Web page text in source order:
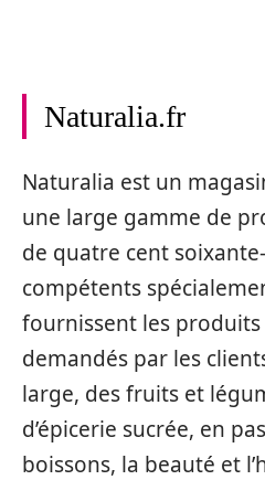
Naturalia.fr
Naturalia est un
une large gamme de
de quatre cent
compétents
fournissent les
demandés par les
large, des fruits et
d’épicerie sucrée, en
boissons, la beauté et